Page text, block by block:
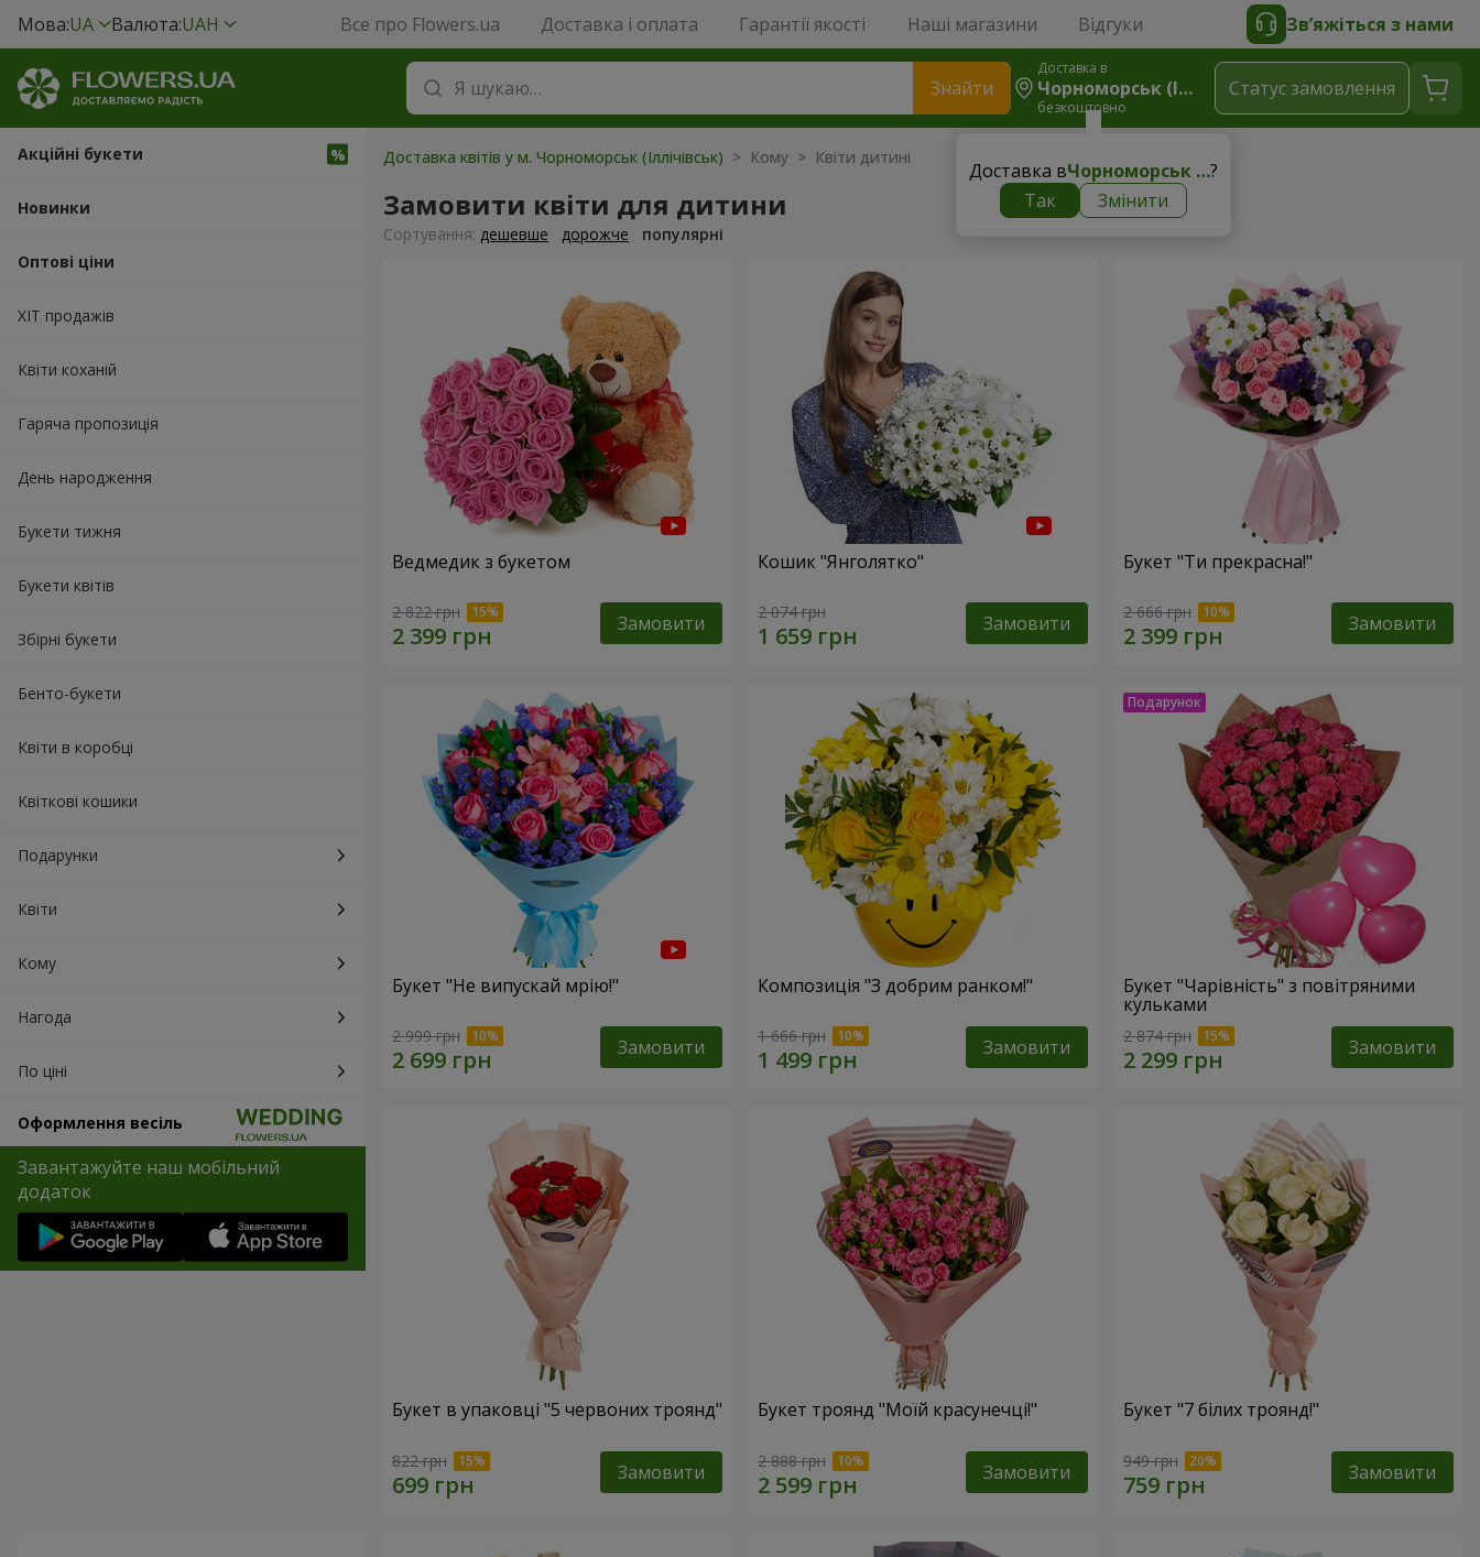
Мова:UA Валюта:UAH Все про Flowers.ua Доставка і оплата Гарантії якості Наші магазини Відгуки Зв’яжіться з нами
Знайти
Доставка в
Чорноморськ (Іллічівськ)
безкоштовно
Доставка в Чорноморськ (Іллічівськ)?
Так
Змінити
Статус замовлення
Акційні букети
Новинки
Оптові ціни
ХІТ продажів
Квіти коханій
Гаряча пропозиція
День народження
Букети тижня
Букети квітів
Збірні букети
Бенто-букети
Квіти в коробці
Квіткові кошики
Подарунки
Квіти
Кому
Нагода
По ціні
Оформлення весіль
Завантажуйте наш мобільний
додаток
Доставка квітів у м. Чорноморськ (Іллічівськ) > Кому > Квіти дитині
Замовити квіти для дитини
Сортування: дешевше дорожче популярні
Ведмедик з букетом
2 822 грн Замовити
Кошик "Янголятко"
2 074 грн Замовити
Букет "Ти прекрасна!"
2 666 грн Замовити
Букет "Не випускай мрію!"
2 999 грн Замовити
Композиція "З добрим ранком!"
1 666 грн Замовити
Букет "Чарівність" з повітряними
кульками
2 874 грн Замовити
Букет в упаковці "5 червоних троянд"
822 грн Замовити
Букет троянд "Моїй красунечці!"
2 888 грн Замовити
Букет "7 білих троянд!"
949 грн Замовити